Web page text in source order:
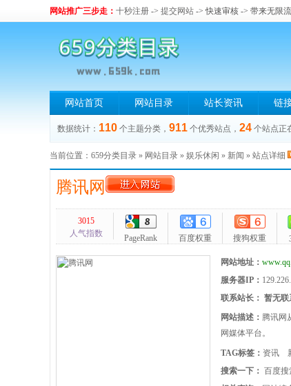
网站推广三步走： 十秒注册 -> 提交网站 -> 快速审核 -> 带来无限
网站首页 网站目录 站长资讯 链
数据统计： 110 个主题分类， 911 个优秀站点， 24 个站点正
当前位置： 659分类目录 » 网站目录 » 娱乐休闲 » 新闻 » 站点详细
腾讯网
3015
人气指数
PageRank 百度权重 搜狗权重
网站地址：
服务器IP：
联系站长： 暂无联
网站描述： 腾讯网
网媒体平台。
TAG标签： 资讯
搜索一下： 百度搜